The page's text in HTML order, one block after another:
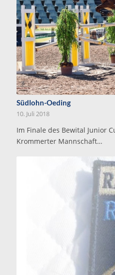
Südlohn-Oeding
10. Juli 2018
Im Finale des Bewital Junior
Krommerter Mannschaft…